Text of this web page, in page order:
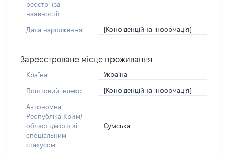
реєстрі (за
наявності):
Дата народження: [Конфіденційна інформація]
Зареєстроване місце проживання
Країна: Україна
Поштовий індекс: [Конфіденційна інформація]
Автономна
Республіка Крим/
область/місто зі
спеціальним
статусом:
Сумська